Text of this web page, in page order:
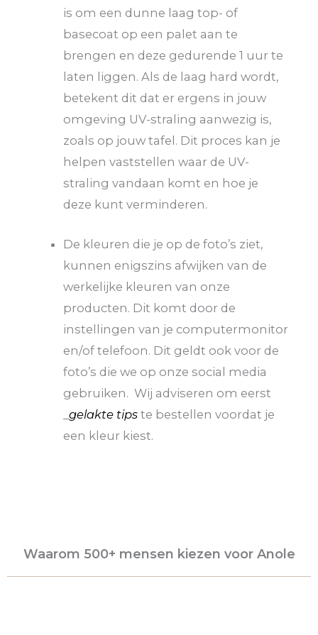
is om een dunne laag top- of
basecoat op een palet aan te
brengen en deze gedurende 1 uur te
laten liggen. Als de laag hard wordt,
betekent dit dat er ergens in jouw
omgeving UV-straling aanwezig is,
zoals op jouw tafel. Dit proces kan je
helpen vaststellen waar de UV-
straling vandaan komt en hoe je
deze kunt verminderen.
De kleuren die je op de foto’s ziet,
kunnen enigszins afwijken van de
werkelijke kleuren van onze
producten. Dit komt door de
instellingen van je computermonitor
en/of telefoon. Dit geldt ook voor de
foto’s die we op onze social media
gebruiken. Wij adviseren om eerst
_gelakte tips te bestellen voordat je
een kleur kiest.
Waarom 500+ mensen kiezen voor Anole